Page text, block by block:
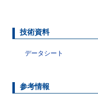
技術資料
データシート
参考情報